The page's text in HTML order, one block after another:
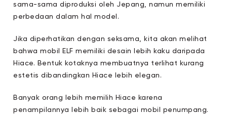
sama-sama diproduksi oleh Jepang, namun memiliki
perbedaan dalam hal model.
Jika diperhatikan dengan seksama, kita akan melihat
bahwa mobil ELF memiliki desain lebih kaku daripada
Hiace. Bentuk kotaknya membuatnya terlihat kurang
estetis dibandingkan Hiace lebih elegan.
Banyak orang lebih memilih Hiace karena
penampilannya lebih baik sebagai mobil penumpang.